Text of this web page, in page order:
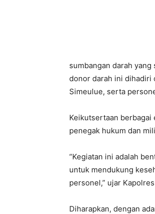
sumbangan darah
donor darah ini dihadiri
Simeulue, serta
Keikutsertaan berbagai
penegak hukum dan
“Kegiatan ini adalah
untuk mendukung
personel,” ujar
Diharapkan, dengan